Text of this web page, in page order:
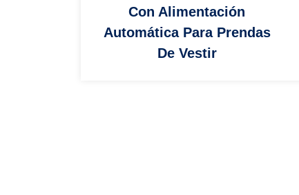
Con Alimentación
Automática Para Prendas
De Vestir